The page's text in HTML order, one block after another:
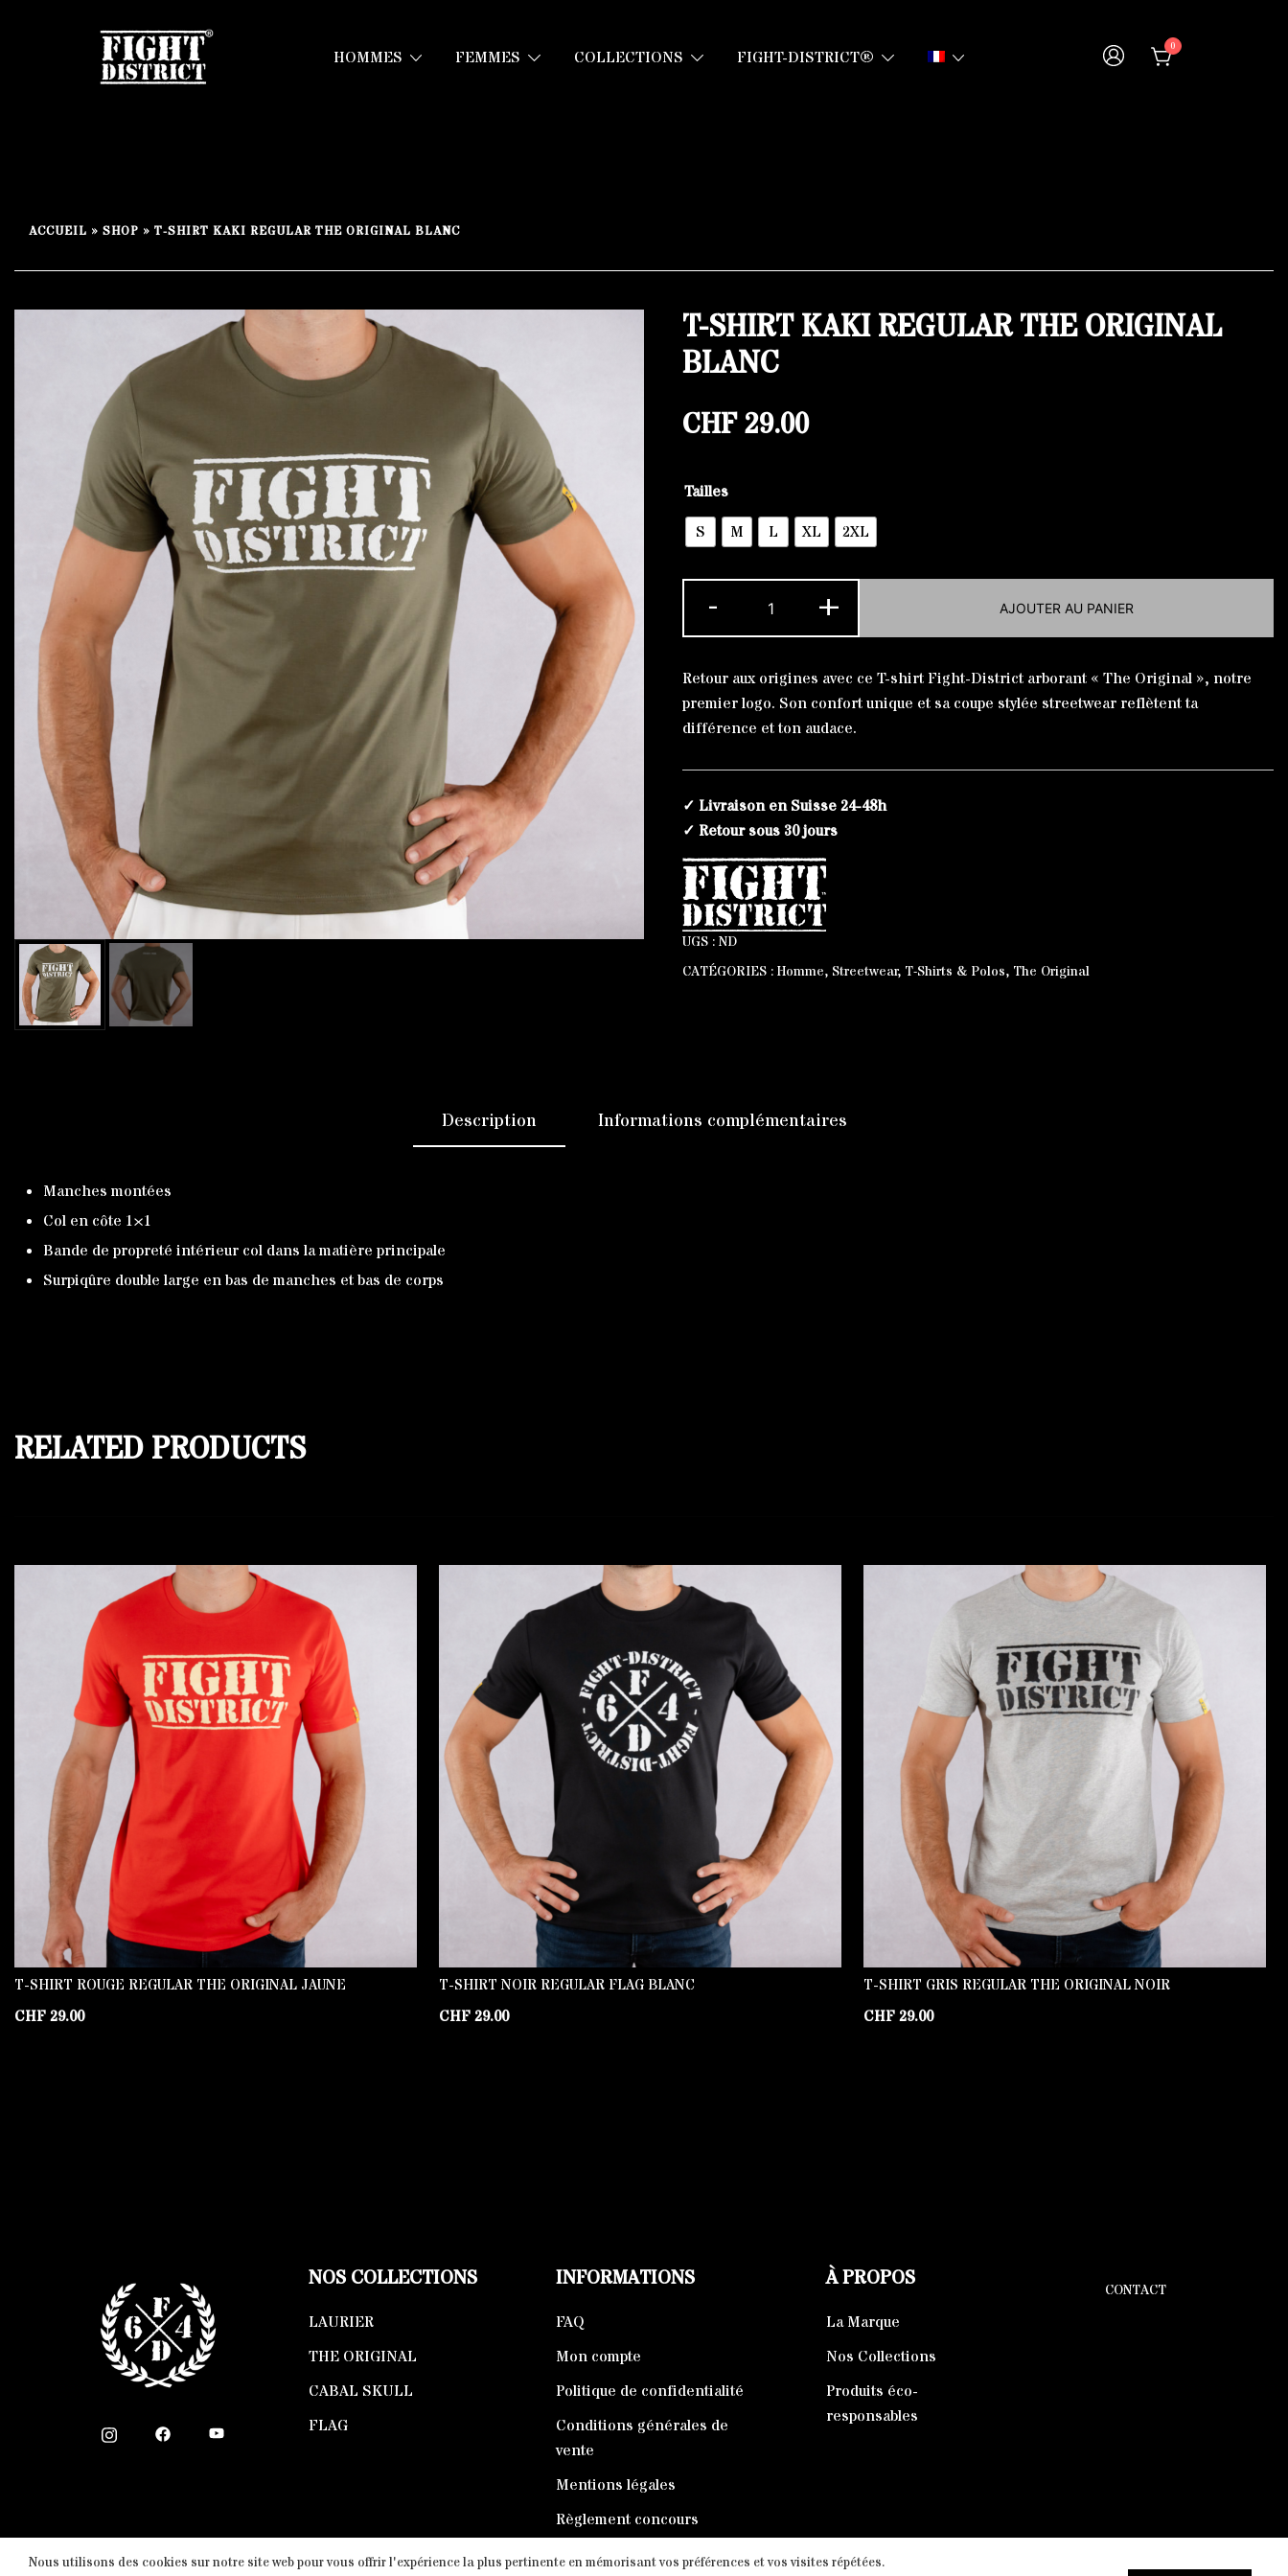
HOMMES FEMMES COLLECTIONS FIGHT-DISTRICT®
0
ACCUEIL » SHOP » T-SHIRT KAKI REGULAR THE ORIGINAL BLANC
T-SHIRT KAKI REGULAR THE ORIGINAL
BLANC
CHF29.00
Tailles
S
M L XL 2XL
-
de
T-
Kaki
Original
+ AJOUTER AU PANIER
Alternative:
Retour aux origines avec ce T-shirt Fight-District arborant « The Original », notre
premier logo. Son confort unique et sa coupe stylée streetwear reflètent ta
différence et ton audace.
✓ Livraison en Suisse 24-48h
✓ Retour sous 30 jours
UGS : ND
CATÉGORIES : Homme, Streetwear, T-Shirts & Polos, The Original
Description Informations complémentaires
Manches montées
Col en côte 1×1
Bande de propreté intérieur col dans la matière principale
Surpiqûre double large en bas de manches et bas de corps
RELATED PRODUCTS
T-SHIRT ROUGE REGULAR THE ORIGINAL JAUNE
CHF29.00
T-SHIRT NOIR REGULAR FLAG BLANC
CHF29.00
T-SHIRT GRIS REGULAR THE ORIGINAL NOIR
CHF29.00
NOS COLLECTIONS
LAURIER
THE ORIGINAL
CABAL SKULL
FLAG
INFORMATIONS
FAQ
Mon compte
Politique de confidentialité
Conditions générales de
vente
Mentions légales
Règlement concours
À PROPOS
La Marque
Nos Collections
Produits éco-
responsables
CONTACT
Nous utilisons des cookies sur notre site web pour vous offrir l'expérience la plus pertinente en mémorisant vos préférences et vos visites répétées.